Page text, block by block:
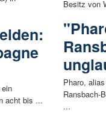
acht bis ...
Besitz von
Pharo,
Ransbach-
...